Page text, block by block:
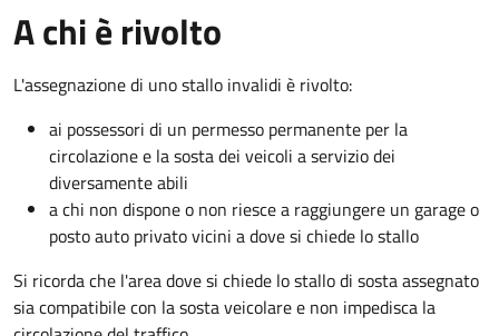
A chi è rivolto
L'assegnazione di uno stallo invalidi è rivolto:
ai possessori di un permesso permanente per la
circolazione e la sosta dei veicoli a servizio dei
diversamente abili
a chi non dispone o non riesce a raggiungere un garage o
posto auto privato vicini a dove si chiede lo stallo
Si ricorda che l'area dove si chiede lo stallo di sosta assegnato
sia compatibile con la sosta veicolare e non impedisca la